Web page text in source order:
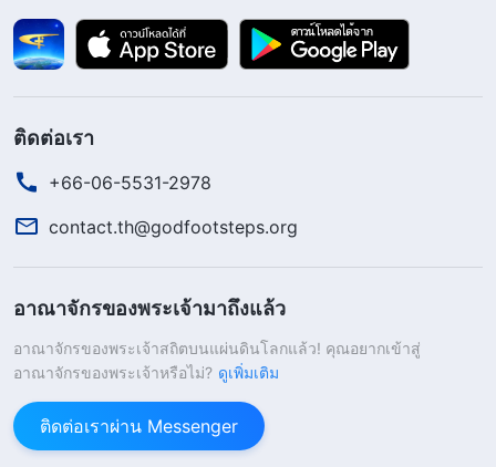
คืน หรือถืออดอาหารและอธิษฐาน พวกคุณจำเป็นต้อง
เฝ้ามองและรอเท่านั้น อย่าพักที่จะสืบเสาะเพื่อให้ได้ยิน
มาถึงจุดนี้ พวกคุณบางคนอาจจะนึกสงสัยว่า เช่นนั้น
แล้วพวกเราจะตระหนักรู้ว่าสิ่งที่พวกเราได้ยินคือพระ
สุรเสียงของพระเจ้าได้อย่างไร? ที่จริงแล้วการได้ยิน
มาแล้ว จงออกมารับท่านเถิด’”
ก็ตามที่พวกคุณได้ยินใครบางคนให้คำพยานถึงการ
พยานว่าพระองค์ได้ทรงแสดงความจริงมากมาย คุณ
ติดต่อเรา
+66-06-5531-2978
contact.th@godfootsteps.org
อาณาจักรของพระเจ้ามาถึงแล้ว
อาณาจักรของพระเจ้าสถิตบนแผ่นดินโลกแล้ว! คุณอยากเข้าสู่
อาณาจักรของพระเจ้าหรือไม่? ดูเพิ่มเติม
ติดต่อเราผ่าน Messenger